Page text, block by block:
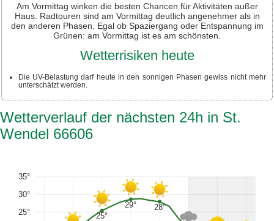
Am Vormittag winken die besten Chancen für Aktivitäten außer
Haus. Radtouren sind am Vormittag deutlich angenehmer als in
den anderen Phasen. Egal ob Spaziergang oder Entspannung im
Grünen: am Vormittag ist es am schönsten.
Wetterrisiken heute
Die UV-Belastung darf heute in den sonnigen Phasen gewiss nicht mehr
unterschätzt werden.
Wetterverlauf der nächsten 24h in St.
Wendel 66606
25°
30°
35°
25°
29° 28°